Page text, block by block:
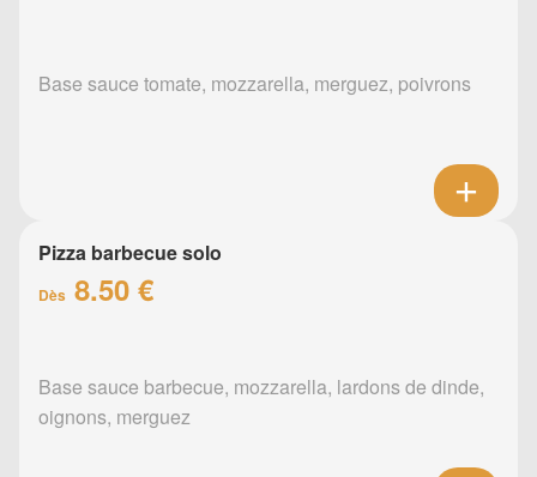
Base sauce tomate, mozzarella, merguez, poivrons
Pizza barbecue solo
Dès 8.50 €
Base sauce barbecue, mozzarella, lardons de dinde,
oignons, merguez